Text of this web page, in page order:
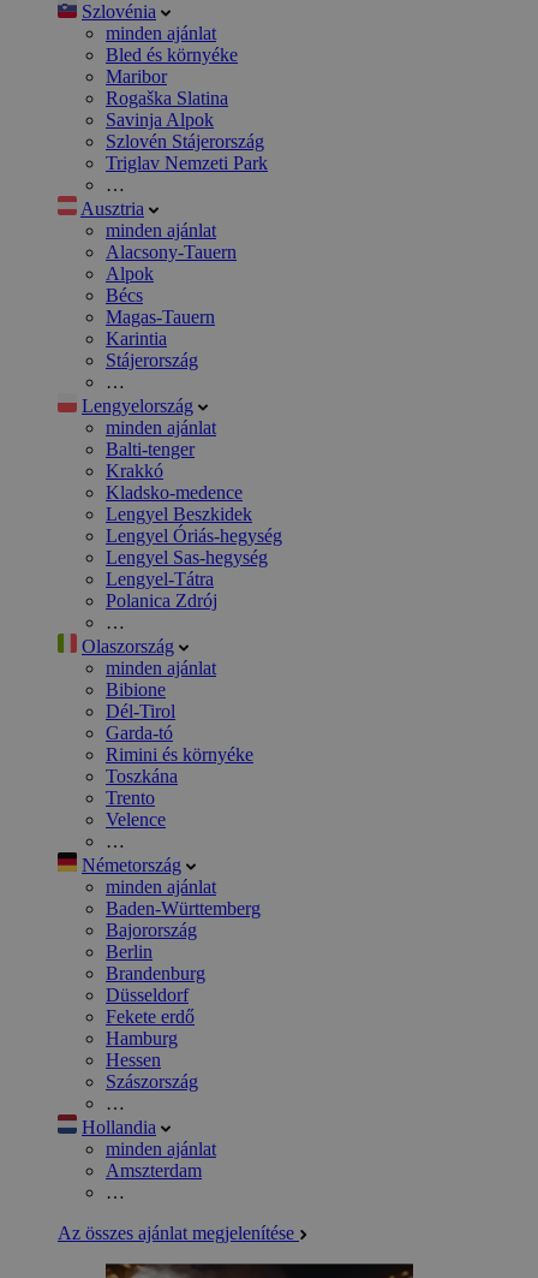
Szlovénia
minden ajánlat
Bled és környéke
Maribor
Rogaška Slatina
Savinja Alpok
Szlovén Stájerország
Triglav Nemzeti Park
…
Ausztria
minden ajánlat
Alacsony-Tauern
Alpok
Bécs
Magas-Tauern
Karintia
Stájerország
…
Lengyelország
minden ajánlat
Balti-tenger
Krakkó
Kladsko-medence
Lengyel Beszkidek
Lengyel Óriás-hegység
Lengyel Sas-hegység
Lengyel-Tátra
Polanica Zdrój
…
Olaszország
minden ajánlat
Bibione
Dél-Tirol
Garda-tó
Rimini és környéke
Toszkána
Trento
Velence
…
Németország
minden ajánlat
Baden-Württemberg
Bajorország
Berlin
Brandenburg
Düsseldorf
Fekete erdő
Hamburg
Hessen
Szászország
…
Hollandia
minden ajánlat
Amszterdam
…
Az összes ajánlat megjelenítése